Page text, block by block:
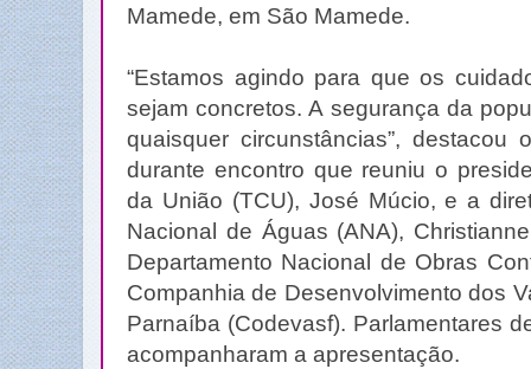
Mamede, em São Mamede.
“Estamos agindo para que os
sejam concretos. A segurança da
quaisquer circunstâncias”, destacou
durante encontro que reuniu o
da União (TCU), José Múcio, e a
Nacional de Águas (ANA),
Departamento Nacional de Obras
Companhia de Desenvolvimento dos
Parnaíba (Codevasf). Parlamentares
acompanharam a apresentação.